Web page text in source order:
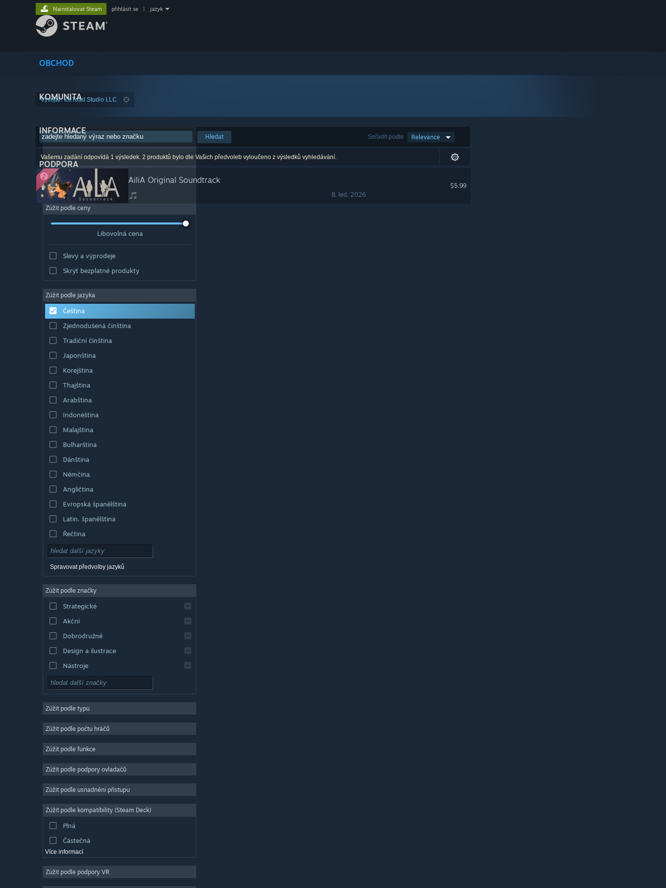
OBCHOD
KOMUNITA
INFORMACE
PODPORA
Nainstalovat Steam přihlásit se jazyk
Vývojář: IceToad Studio LLC
Seřadit podle Relevance
Hledat
Vašemu zadání odpovídá 1 výsledek. 2 produktů bylo dle Vašich předvoleb vyloučeno z výsledků vyhledávání.
AiliA Original Soundtrack
8. led. 2026
$5.99
Zúžit podle ceny
Libovolná cena
Slevy a výprodeje
Skrýt bezplatné produkty
Zúžit podle jazyka
Čeština
Zjednodušená čínština
Tradiční čínština
Japonština
Korejština
Thajština
Arabština
Indonéština
Malajština
Bulharština
Dánština
Němčina
Angličtina
Evropská španělština
Latin. španělština
Řečtina
Spravovat předvolby jazyků
Zúžit podle značky
Strategické
Akční
Dobrodružné
Design a ilustrace
Nástroje
Free to play
Masivně multiplayerové
Nezávislé
Simulátory
Tvorba videí
Úprava fotografií
Zúžit podle typu
Zúžit podle počtu hráčů
Zúžit podle funkce
Zúžit podle podpory ovladačů
Zúžit podle usnadnění přístupu
Zúžit podle kompatibility (Steam Deck)
Plná
Částečná
Více informací
Zúžit podle podpory VR